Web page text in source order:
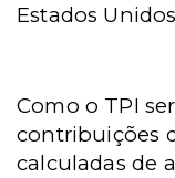
Estados
Como o TPI
contribuições
calculadas de